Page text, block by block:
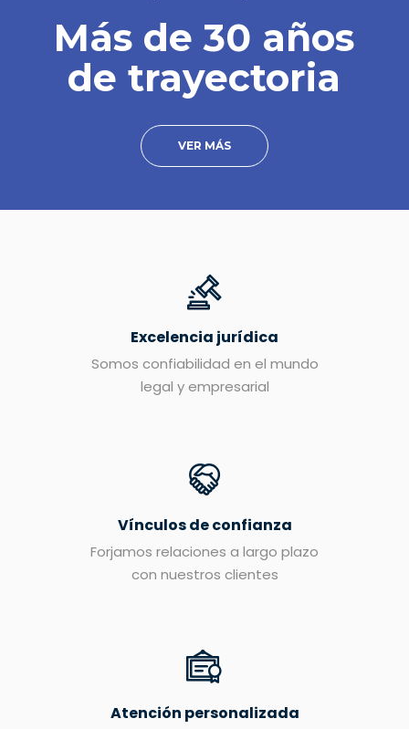
VER MÁS
Más de 30 años
de trayectoria
Excelencia jurídica
Somos confiabilidad en el mundo
legal y empresarial
Vínculos de confianza
Forjamos relaciones a largo plazo
con nuestros clientes
Atención personalizada